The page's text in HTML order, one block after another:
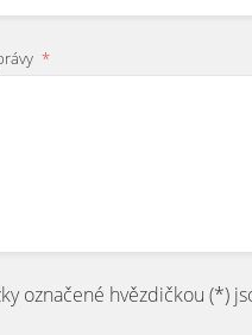
*
označené hvězdičkou (*)